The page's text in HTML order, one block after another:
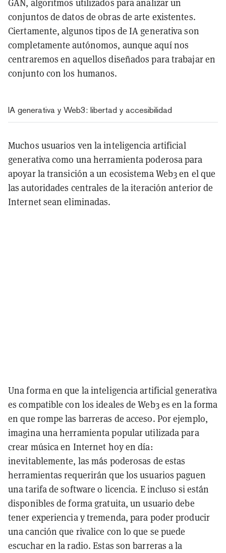
GAN, algoritmos utilizados para analizar un
conjuntos de datos de obras de arte existentes.
Ciertamente, algunos tipos de IA generativa son
completamente autónomos, aunque aquí nos
centraremos en aquellos diseñados para trabajar en
conjunto con los humanos.
IA generativa y Web3: libertad y accesibilidad
Muchos usuarios ven la inteligencia artificial
generativa como una herramienta poderosa para
apoyar la transición a un ecosistema Web3 en el que
las autoridades centrales de la iteración anterior de
Internet sean eliminadas.
Una forma en que la inteligencia artificial generativa
es compatible con los ideales de Web3 es en la forma
en que rompe las barreras de acceso. Por ejemplo,
imagina una herramienta popular utilizada para
crear música en Internet hoy en día:
inevitablemente, las más poderosas de estas
herramientas requerirán que los usuarios paguen
una tarifa de software o licencia. E incluso si están
disponibles de forma gratuita, un usuario debe
tener experiencia y tremenda, para poder producir
una canción que rivalice con lo que se puede
escuchar en la radio. Estas son barreras a la